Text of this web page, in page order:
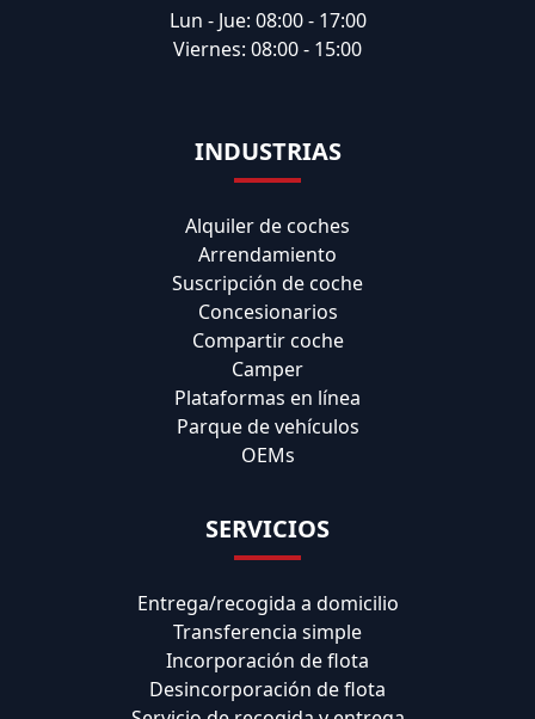
Lun - Jue: 08:00 - 17:00
Viernes: 08:00 - 15:00
INDUSTRIAS
Alquiler de coches
Arrendamiento
Suscripción de coche
Concesionarios
Compartir coche
Camper
Plataformas en línea
Parque de vehículos
OEMs
SERVICIOS
Entrega/recogida a domicilio
Transferencia simple
Incorporación de flota
Desincorporación de flota